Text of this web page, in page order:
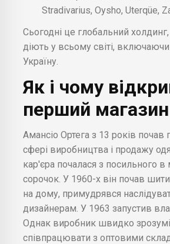
Stradivarius, Oysho, Uterqüe,
Сьогодні це глобальний
діють у всьому світі,
Україну.
Як і чому
перший
Амансіо Ортега з 13 років
сфері виробництва і продажу
кар'єра почалася з посильного в
сорочок. У 1960-х він почав
на дому, примудрявся
дизайнерам. У 1963 запустив
Однак виробник швидко
співпрацювати з оптовими